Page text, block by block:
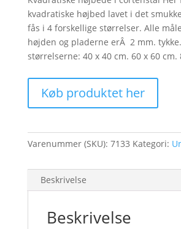
kvadratiske højbed lavet i det
fås i 4 forskellige størrelser. Alle
højden og pladerne erÂ 2 mm.
størrelserne: 40 x 40 cm. 60 x 60 cm.
Køb produktet her
Varenummer (SKU): 7133 Kategori:
Beskrivelse
Beskrivelse